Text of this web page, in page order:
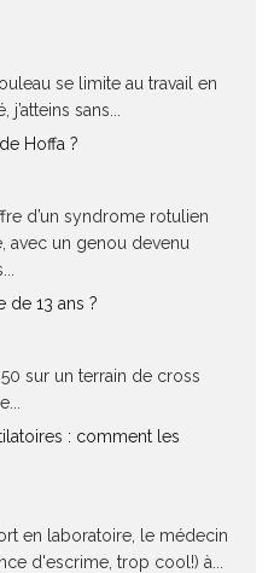
se limite au travail en
sans...
Hoffa ?
d’un syndrome rotulien
avec un genou devenu
de 13 ans ?
sur un terrain de cross
: comment les
en laboratoire, le médecin
d'escrime, trop cool!) à...